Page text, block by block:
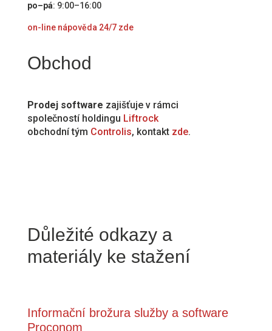
po–pá: 9:00–16:00
on-line nápověda 24/7 zde
Obchod
Prodej software zajišťuje v rámci
společností holdingu Liftrock
obchodní tým Controlis, kontakt zde.
Důležité odkazy a
materiály ke stažení
Informační brožura služby a software
Proconom